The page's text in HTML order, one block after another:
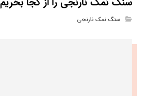
سنگ نمک نارنجی